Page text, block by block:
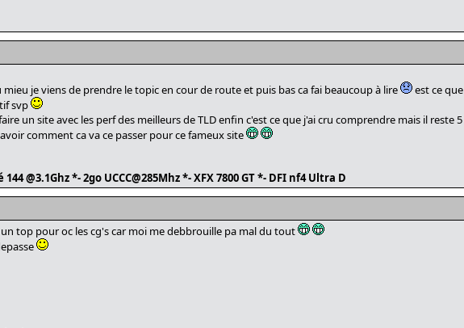
je viens de prendre le topic en cour de route et puis bas ca fai beaucoup à lire
est ce que
svp
un site avec les perf des meilleurs de TLD enfin c'est ce que j'ai cru comprendre mais il reste 5
comment ca va ce passer pour ce fameux site
@3.1Ghz *- 2go UCCC@285Mhz *- XFX 7800 GT *- DFI nf4 Ultra D
top pour oc les cg's car moi me debbrouille pa mal du tout